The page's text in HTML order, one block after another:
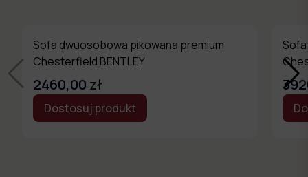
Sofa dwuosobowa pikowana premium
Chesterfield BENTLEY
2460,00 zł
Dostosuj produkt